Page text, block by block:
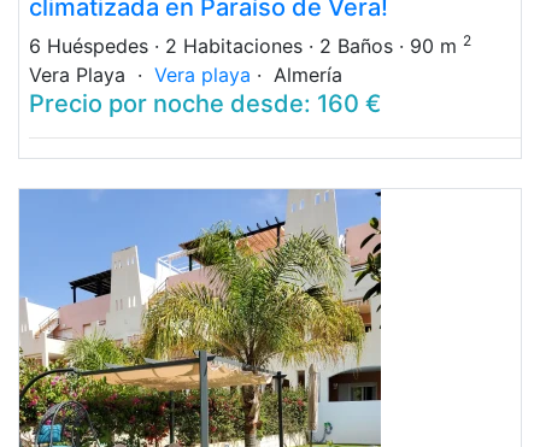
climatizada en Paraíso de Vera!
6 Huéspedes · 2 Habitaciones · 2 Baños · 90 m 2
Vera Playa · Vera playa · Almería
Precio por noche desde: 160 €